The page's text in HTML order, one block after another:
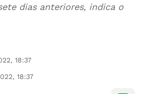
dias anteriores, indica o
18:37
18:37